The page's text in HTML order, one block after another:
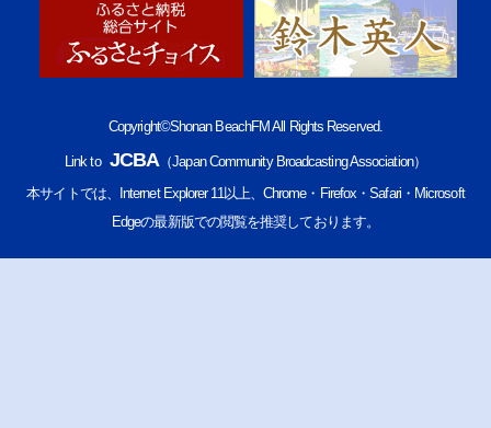
Copyright©Shonan BeachFM All Rights Reserved.
Link to JCBA（Japan Community Broadcasting Association）
本サイトでは、Internet Explorer 11以上、Chrome・Firefox・Safari・Microsoft
Edgeの最新版での閲覧を推奨しております。